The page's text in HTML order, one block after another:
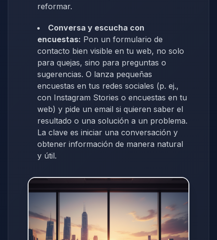
reformar.
Conversa y escucha con
encuestas: Pon un formulario de
contacto bien visible en tu web, no solo
para quejas, sino para preguntas o
sugerencias. O lanza pequeñas
encuestas en tus redes sociales (p. ej.,
con Instagram Stories o encuestas en tu
web) y pide un email si quieren saber el
resultado o una solución a un problema.
La clave es iniciar una conversación y
obtener información de manera natural
y útil.